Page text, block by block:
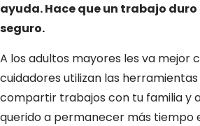
ayuda. Hace que un trabajo
seguro.
A los adultos mayores les va mejor
cuidadores utilizan las
compartir trabajos con tu familia y
querido a permanecer más tiempo